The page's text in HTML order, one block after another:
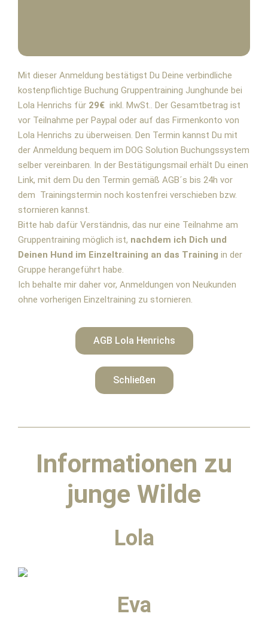
Mit dieser Anmeldung bestätigst Du Deine verbindliche
kostenpflichtige Buchung Gruppentraining Junghunde bei
Lola Henrichs für 29€ inkl. MwSt.. Der Gesamtbetrag ist
vor Teilnahme per Paypal oder auf das Firmenkonto von
Lola Henrichs zu überweisen. Den Termin kannst Du mit
der Anmeldung bequem im DOG Solution Buchungssystem
selber vereinbaren. In der Bestätigungsmail erhält Du einen
Link, mit dem Du den Termin gemäß AGB´s bis 24h vor
dem Trainingstermin noch kostenfrei verschieben bzw.
stornieren kannst.
Bitte hab dafür Verständnis, das nur eine Teilnahme am
Gruppentraining möglich ist, nachdem ich Dich und
Deinen Hund im Einzeltraining an das Training in der
Gruppe herangeführt habe.
Ich behalte mir daher vor, Anmeldungen von Neukunden
ohne vorherigen Einzeltraining zu stornieren.
AGB Lola Henrichs
Schließen
Informationen zu
junge Wilde
Lola
Eva